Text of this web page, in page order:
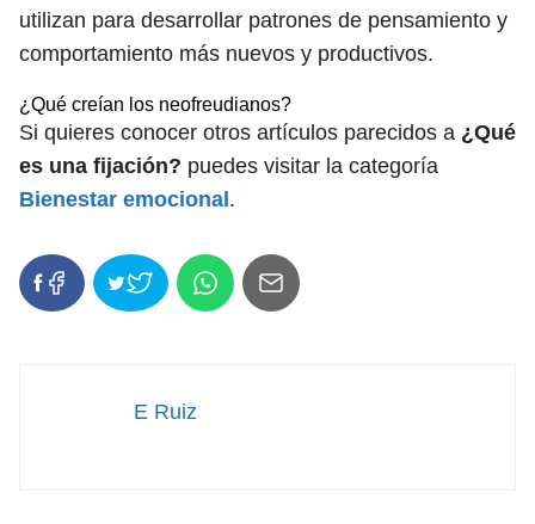
utilizan para desarrollar patrones de pensamiento y
comportamiento más nuevos y productivos.
¿Qué creían los neofreudianos?
Si quieres conocer otros artículos parecidos a ¿Qué
es una fijación? puedes visitar la categoría
Bienestar emocional .
E Ruiz